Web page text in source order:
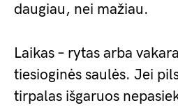
daugiau, nei mažiau.
Laikas – rytas arba
tiesioginės saulės. Jei
tirpalas išgaruos